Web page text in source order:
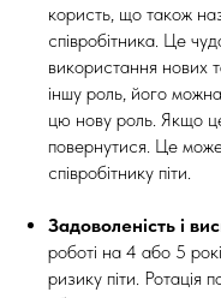
користь, що також
співробітника. Це
використання нових
іншу роль, його
цю нову роль. Якщо
повернутися. Це
співробітнику піти.
Задоволеність і
роботі на 4 або 5
ризику піти. Ротація